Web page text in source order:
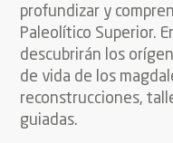
profundizar y
Paleolítico Superior.
descubrirán los
de vida de los
reconstrucciones,
guiadas.